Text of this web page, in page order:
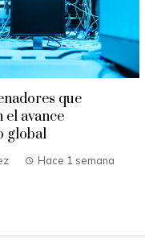
que
avance
global
Hace 1 semana